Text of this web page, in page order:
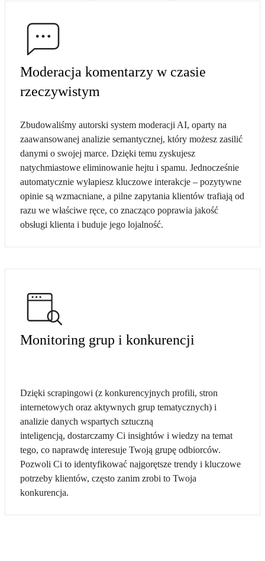
Moderacja komentarzy w czasie
rzeczywistym
Zbudowaliśmy autorski system moderacji AI, oparty na
zaawansowanej analizie semantycznej, który możesz zasilić
danymi o swojej marce. Dzięki temu zyskujesz
natychmiastowe eliminowanie hejtu i spamu. Jednocześnie
automatycznie wyłapiesz kluczowe interakcje – pozytywne
opinie są wzmacniane, a pilne zapytania klientów trafiają od
razu we właściwe ręce, co znacząco poprawia jakość
obsługi klienta i buduje jego lojalność.
Monitoring grup i konkurencji
Dzięki scrapingowi (z konkurencyjnych profili, stron
internetowych oraz aktywnych grup tematycznych) i
analizie danych wspartych sztuczną
inteligencją, dostarczamy Ci insightów i wiedzy na temat
tego, co naprawdę interesuje Twoją grupę odbiorców.
Pozwoli Ci to identyfikować najgorętsze trendy i kluczowe
potrzeby klientów, często zanim zrobi to Twoja
konkurencja.